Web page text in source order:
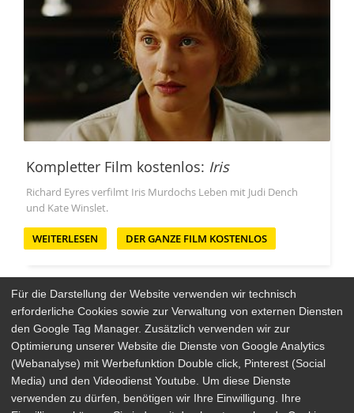
Kompletter Film kostenlos: Iris
Richard Eyres verfilmt Iris Murdochs Leben mit Judi Dench
und Kate Winslet.
WEITERLESEN DER GANZE FILM KOSTENLOS
Arthaus Stores
Social Media
Detailsuche Impressum
Für die Darstellung der Website verwenden wir technisch
erforderliche Cookies sowie zur Verwaltung von externen Diensten
den Google Tag Manager. Zusätzlich verwenden wir zur
Optimierung unserer Website die Dienste von Google Analytics
(Webanalyse) mit Werbefunktion Double click, Pinterest (Social
Media) und den Videodienst Youtube. Um diese Dienste
verwenden zu dürfen, benötigen wir Ihre Einwilligung. Ihre